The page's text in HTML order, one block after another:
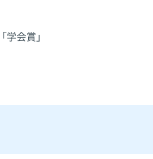
会賞」